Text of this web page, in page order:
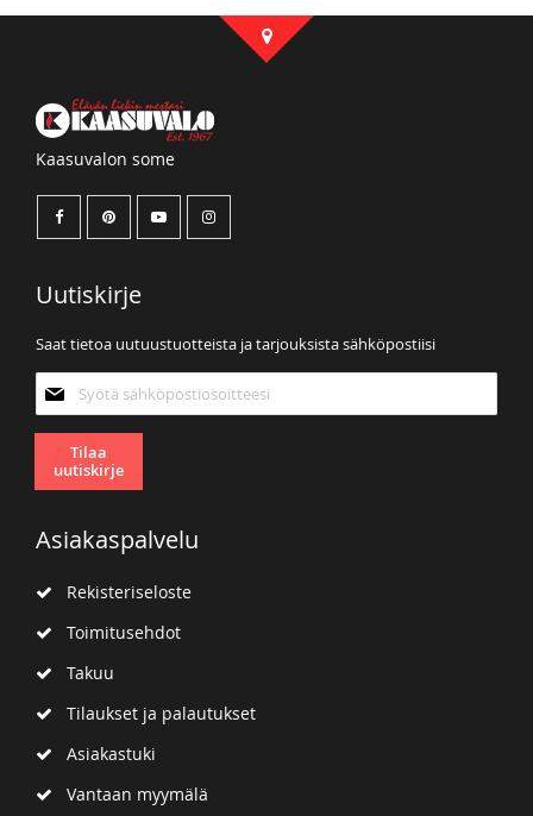
Kaasuvalon some
Uutiskirje
Saat tietoa uutuustuotteista ja tarjouksista sähköpostiisi
uutiskirjeemme:
Tilaa
uutiskirje
Asiakaspalvelu
Rekisteriseloste
Toimitusehdot
Takuu
Tilaukset ja palautukset
Asiakastuki
Vantaan myymälä